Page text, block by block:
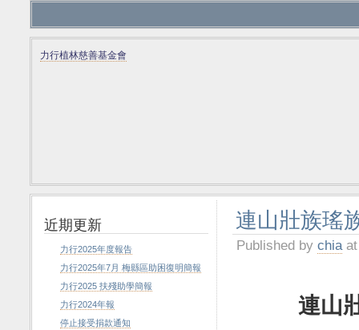
力行植林慈善基金會
連山壯族瑤
Published by chiaat
連山
近期更新
力行2025年度報告
力行2025年7月 梅縣區助困復明簡報
力行2025 扶殘助學簡報
力行2024年報
停止接受捐款通知